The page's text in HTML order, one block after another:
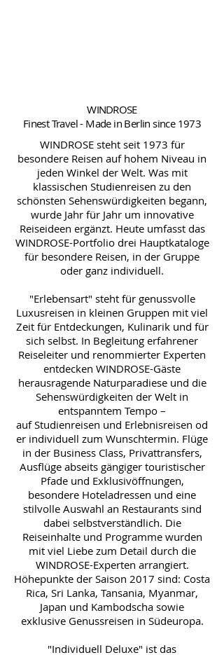
WINDROSE
Finest Travel - Made in Berlin since 1973
WINDROSE steht seit 1973 für
besondere Reisen auf hohem Niveau in
jeden Winkel der Welt. Was mit
klassischen Studienreisen zu den
schönsten Sehenswürdigkeiten begann,
wurde Jahr für Jahr um innovative
Reiseideen ergänzt. Heute umfasst das
WINDROSE-Portfolio drei Hauptkataloge
für besondere Reisen, in der Gruppe
oder ganz individuell.
"Erlebensart" steht für genussvolle
Luxusreisen in kleinen Gruppen mit viel
Zeit für Entdeckungen, Kulinarik und für
sich selbst. In Begleitung erfahrener
Reiseleiter und renommierter Experten
entdecken WINDROSE-Gäste
herausragende Naturparadiese und die
Sehenswürdigkeiten der Welt in
entspanntem Tempo –
auf Studienreisen und Erlebnisreisen od
er individuell zum Wunschtermin. Flüge
in der Business Class, Privattransfers,
Ausflüge abseits gängiger touristischer
Pfade und Exklusivöffnungen,
besondere Hoteladressen und eine
stilvolle Auswahl an Restaurants sind
dabei selbstverständlich. Die
Reiseinhalte und Programme wurden
mit viel Liebe zum Detail durch die
WINDROSE-Experten arrangiert.
Höhepunkte der Saison 2017 sind: Costa
Rica, Sri Lanka, Tansania, Myanmar,
Japan und Kambodscha sowie
exklusive Genussreisen in Südeuropa.
"Individuell Deluxe" ist das